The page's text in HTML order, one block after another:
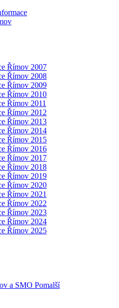
Římov 2007
Římov 2008
Římov 2009
Římov 2010
Římov 2011
Římov 2012
Římov 2013
Římov 2014
Římov 2015
Římov 2016
Římov 2017
Římov 2018
Římov 2019
Římov 2020
Římov 2021
Římov 2022
Římov 2023
Římov 2024
Římov 2025
a SMO Pomalší